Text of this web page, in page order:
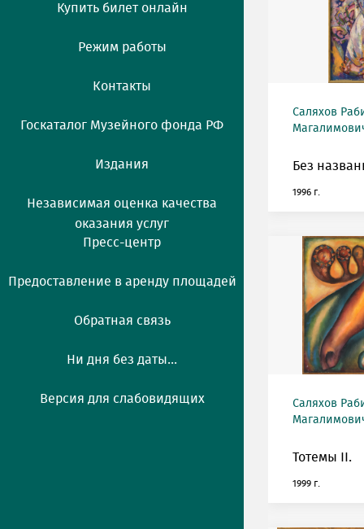
Купить билет онлайн
Режим работы
Контакты
Госкаталог Музейного фонда РФ
Издания
Независимая оценка качества
оказания услуг
Пресс-центр
Предоставление в аренду площадей
Обратная связь
Ни дня без даты...
Версия для слабовидящих
Саляхов
Без
1996 г.
Саляхов
Тотемы II.
1999 г.